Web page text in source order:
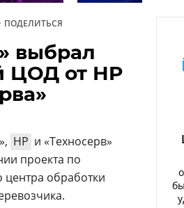
ПОДЕЛИТЬСЯ
выбрал
ЦОД от HP
HP и «Техносерв»
проекта по
центра обработки